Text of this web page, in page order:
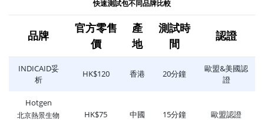
快速測試包不同品牌比較
品牌
官方零售
價
產
地
測試時
間
認證
INDICAID妥
析
HK$120 香港 20分鐘
歐盟&美國認
證
Hotgen
北京熱景生物 HK$75 中國 15分鐘 歐盟認證